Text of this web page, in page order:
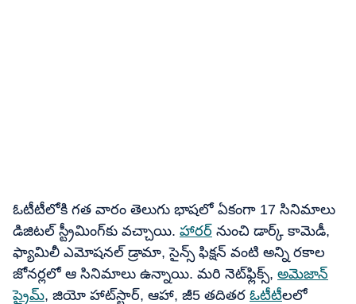
ఓటీటీలోకి గత వారం తెలుగు భాషలో ఏకంగా 17 సినిమాలు
డిజిటల్ స్ట్రీమింగ్‌కు వచ్చాయి. హారర్ నుంచి డార్క్ కామెడీ,
ఫ్యామిలీ ఎమోషనల్ డ్రామా, సైన్స్ ఫిక్షన్ వంటి అన్ని రకాల
జోనర్లలో ఆ సినిమాలు ఉన్నాయి. మరి నెట్‌ఫ్లిక్స్, అమెజాన్
ప్రైమ్, జియో హాట్‌స్టార్, ఆహా, జీ5 తదితర ఓటీటీలలో